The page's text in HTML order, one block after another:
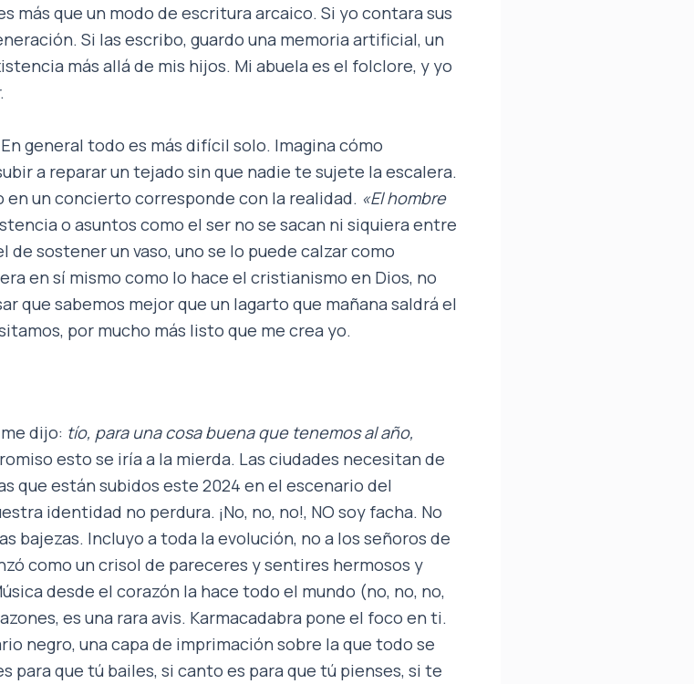
más que un modo de escritura arcaico. Si yo contara sus
Si las escribo, guardo una memoria artificial, un
más allá de mis hijos. Mi abuela es el folclore, y yo
.
general todo es más difícil solo. Imagina cómo
a reparar un tejado sin que nadie te sujete la escalera.
en un concierto corresponde con la realidad. «El hombre
o asuntos como el ser no se sacan ni siquiera entre
de sostener un vaso, uno se lo puede calzar como
en sí mismo como lo hace el cristianismo en Dios, no
que sabemos mejor que un lagarto que mañana saldrá el
por mucho más listo que me crea yo.
dijo: tío, para una cosa buena que tenemos al año,
esto se iría a la mierda. Las ciudades necesitan de
que están subidos este 2024 en el escenario del
identidad no perdura. ¡No, no, no!, NO soy facha. No
bajezas. Incluyo a toda la evolución, no a los señoros de
como un crisol de pareceres y sentires hermosos y
desde el corazón la hace todo el mundo (no, no, no,
es una rara avis. Karmacadabra pone el foco en ti.
negro, una capa de imprimación sobre la que todo se
para que tú bailes, si canto es para que tú pienses, si te